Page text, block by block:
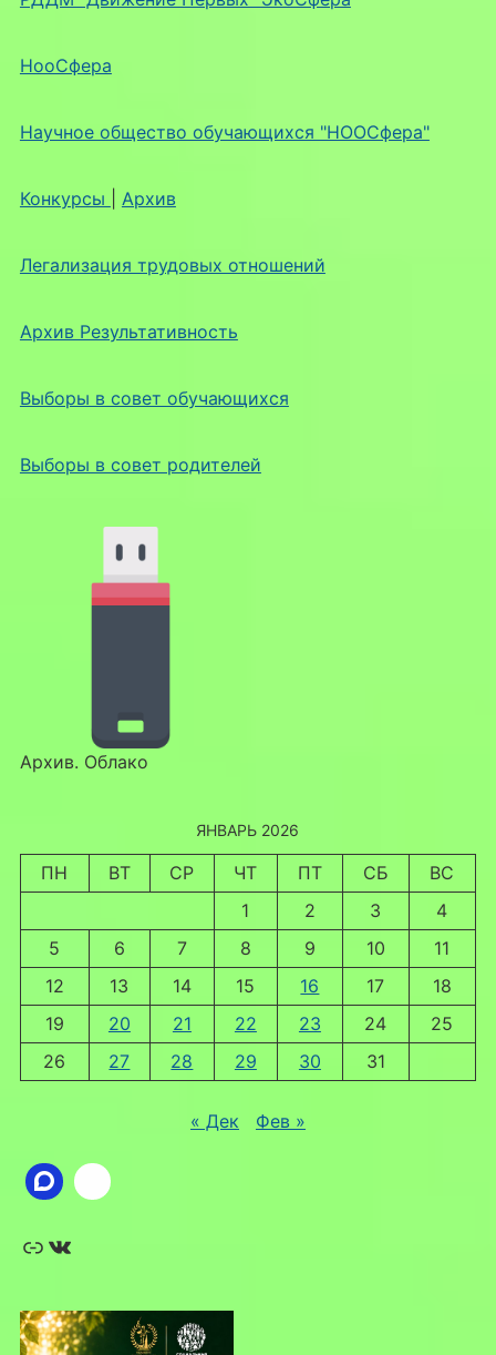
НооСфера
Научное общество обучающихся "НООСфера"
Конкурсы Архив
Легализация трудовых отношений
Архив Результативность
Выборы в совет обучающихся
Выборы в совет родителей
Архив. Облако
ЯНВАРЬ 2026
ПН ВТ СР ЧТ ПТ СБ
ВС
1
2 3
4
5
6 7 8 9 10
11
12
13 14 15 16 17
18
19
20 21 22 23 24
25
26
27 28 29 30 31
« Дек Фев »
Ссылка